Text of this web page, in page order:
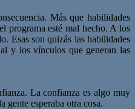
Más que habilidades
programa esté mal hecho. A los
Esas son quizás las habilidades
y los vínculos que generan las
La confianza es algo muy
esperaba otra cosa.